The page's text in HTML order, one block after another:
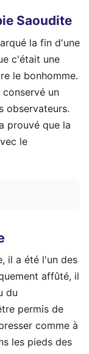
Saoudite
la fin d'une
c'était une
le bonhomme.
conservé un
observateurs.
prouvé que la
le
il a été l'un des
affûté, il
du
permis de
comme à
les pieds des